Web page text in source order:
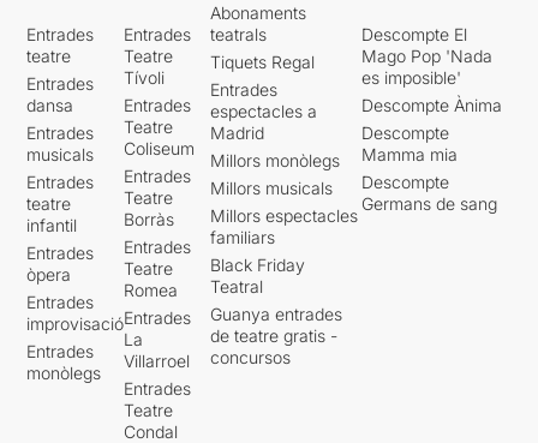
Entrades
teatre
Entrades
dansa
Entrades
musicals
Entrades
teatre
infantil
Entrades
òpera
Entrades
improvisació
Entrades
monòlegs
Entrades
Teatre
Tívoli
Entrades
Teatre
Coliseum
Entrades
Teatre
Borràs
Entrades
Teatre
Romea
Entrades
La
Villarroel
Entrades
Teatre
Condal
Abonaments
teatrals
Tiquets Regal
Entrades
espectacles a
Madrid
Millors monòlegs
Millors musicals
Millors espectacles
familiars
Black Friday
Teatral
Guanya entrades
de teatre gratis -
concursos
Descompte El
Mago Pop 'Nada
es imposible'
Descompte Ànima
Descompte
Mamma mia
Descompte
Germans de sang